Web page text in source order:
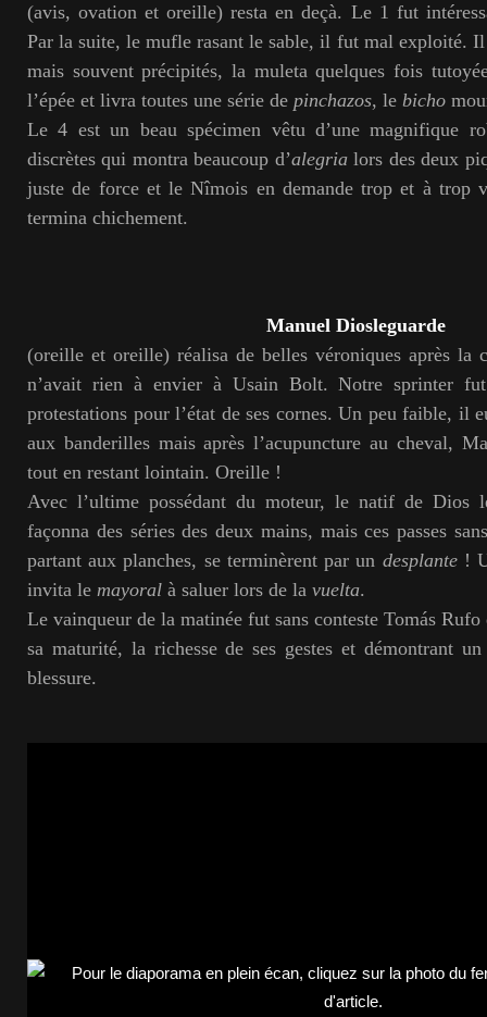
(avis, ovation et oreille) resta en deçà. Le 1 fut
Par la suite, le mufle rasant le sable, il fut mal exploité.
mais souvent précipités, la muleta quelques fois
l’épée et livra toutes une série de pinchazos, le bicho
Le 4 est un beau spécimen vêtu d’une magnifique
discrètes qui montra beaucoup d’alegrialors des deux
juste de force et le Nîmois en demande trop et à trop
termina chichement.
Manuel Diosleguarde
(oreille et oreille) réalisa de belles véroniques après la
n’avait rien à envier à Usain Bolt. Notre sprinter
protestations pour l’état de ses cornes. Un peu faible, il
aux banderilles mais après l’acupuncture au cheval,
tout en restant lointain. Oreille !
Avec l’ultime possédant du moteur, le natif de Dios
façonna des séries des deux mains, mais ces passes
partant aux planches, se terminèrent par un desplante!
invita le mayoral à saluer lors de la vuelta.
Le vainqueur de la matinée fut sans conteste Tomás
sa maturité, la richesse de ses gestes et démontrant
blessure.